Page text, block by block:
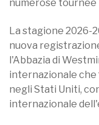
numerose tournée
La stagione 2026-
nuova
l'Abbazia di
internazionale che
negli Stati Uniti,
internazionale